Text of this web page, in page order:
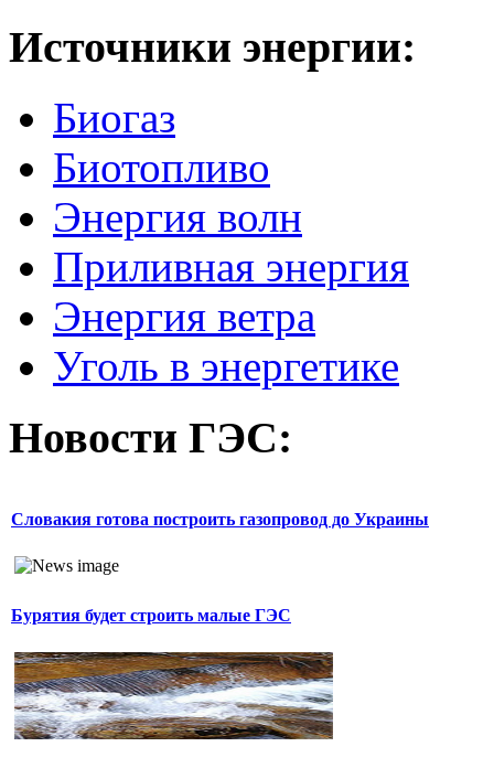
Источники энергии:
Биогаз
Биотопливо
Энергия волн
Приливная энергия
Энергия ветра
Уголь в энергетике
Новости ГЭС:
Словакия готова построить газопровод до Украины
Бурятия будет строить малые ГЭС